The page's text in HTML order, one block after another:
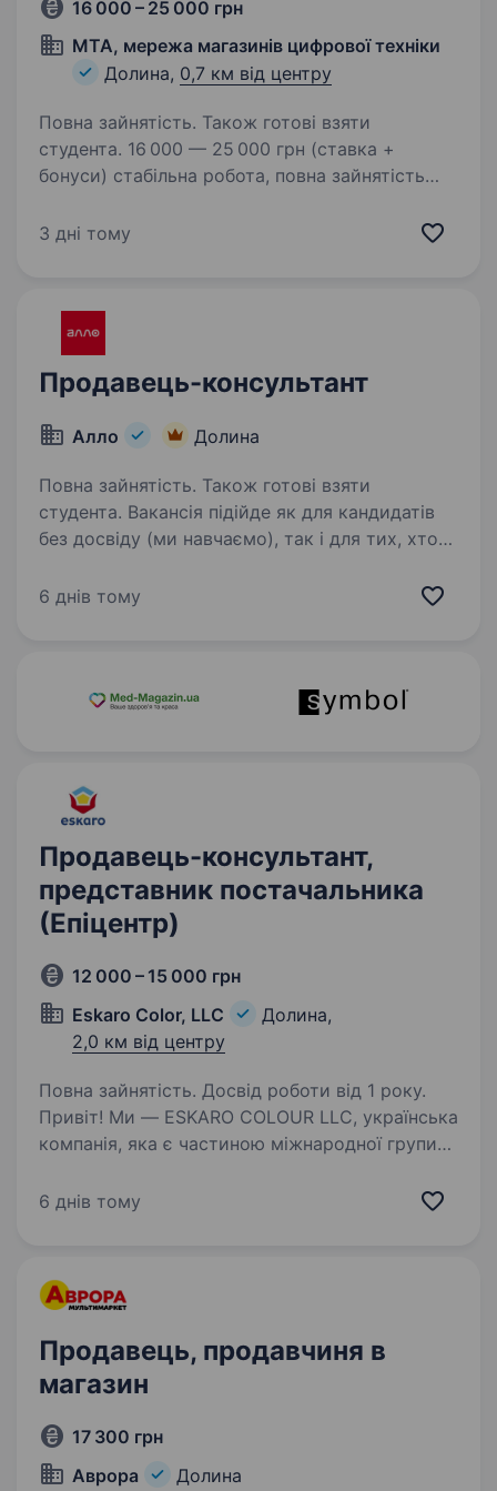
16 000 – 25 000 грн
MTA, мережа магазинів цифрової техніки
Долина, 0,7 км від центру
Повна зайнятість. Також готові взяти
студента. 16 000 — 25 000 грн (ставка +
бонуси) стабільна робота, повна зайнятість
підробіток) Що потрібно: бажання працювати
3 дні тому
Продавець-консультант
Алло Долина
Повна зайнятість. Також готові взяти
студента. Вакансія підійде як для кандидатів
без досвіду (ми навчаємо), так і для тих, хто
випадку ви зможете швидше адаптуватись і
6 днів тому
Продавець-консультант,
представник постачальника
(Епіцентр)
12 000 – 15 000 грн
Eskaro Color, LLC
Долина,
2,0 км від центру
Повна зайнятість. Досвід роботи від 1 року.
Привіт! Ми — ESKARO COLOUR LLC, українська
компанія, яка є частиною міжнародної групи
кольорами природи, допомагаючи людям
6 днів тому
Продавець, продавчиня в
магазин
17 300 грн
Аврора
Долина